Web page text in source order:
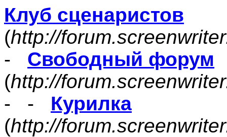
Клуб сценаристов
(http://
- Свободный форум
(http://
- - Курилка
(http://